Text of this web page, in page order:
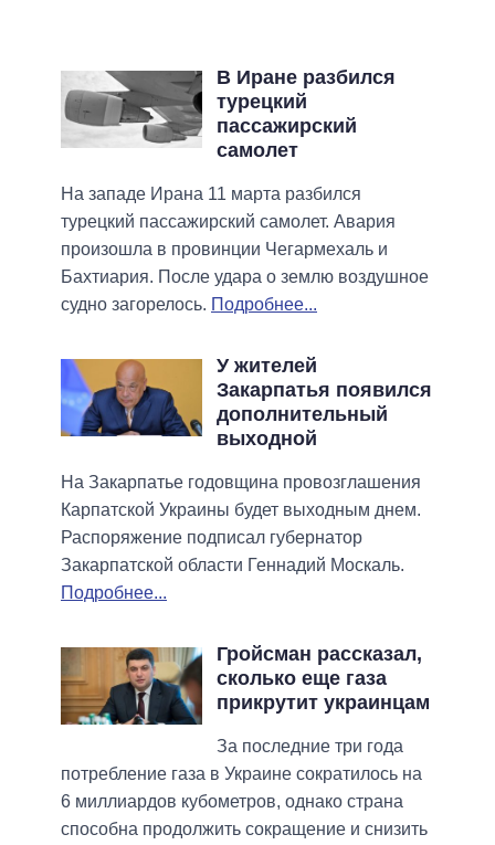
В Иране разбился
турецкий
пассажирский
самолет
На западе Ирана 11 марта разбился
турецкий пассажирский самолет. Авария
произошла в провинции Чегармехаль и
Бахтиария. После удара о землю воздушное
судно загорелось. Подробнее...
У жителей
Закарпатья появился
дополнительный
выходной
На Закарпатье годовщина провозглашения
Карпатской Украины будет выходным днем.
Распоряжение подписал губернатор
Закарпатской области Геннадий Москаль.
Подробнее...
Гройсман рассказал,
сколько еще газа
прикрутит украинцам
За последние три года
потребление газа в Украине сократилось на
6 миллиардов кубометров, однако страна
способна продолжить сокращение и снизить